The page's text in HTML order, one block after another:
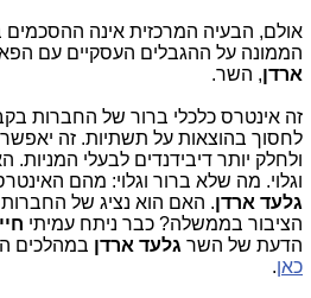
אולם, הבעיה המרכזית אינה ההסכמים
הממונה על ההגבלים העסקיים עם
ארדן, השר.
זה אינטרס כלכלי ברור של החברות
לחסוך בהוצאות על תשתיות. זה יאפשר
ולחלק יותר דיבידנדים לבעלי המניות.
וגלוי. מה שלא ברור וגלוי: מהם
גלעד ארדן. האם הוא נציג של
הציבור בממשלה? כבר ניתח עמיתי
הדעת של השר גלעד ארדן במהלכים
כאן.